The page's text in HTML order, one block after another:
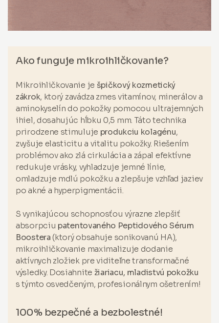
Ako funguje mikroihličkovanie?
Mikroihličkovanie je špičkový kozmetický
zákrok, ktorý zavádza zmes vitamínov, minerálov a
aminokyselín do pokožky pomocou ultrajemných
ihiel, dosahujúc hĺbku 0,5 mm. Táto technika
prirodzene stimuluje produkciu kolagénu,
zvyšuje elasticitu a vitalitu pokožky. Riešením
problémov ako zlá cirkulácia a zápal efektívne
redukuje vrásky, vyhladzuje jemné línie,
omladzuje mdlú pokožku a zlepšuje vzhľad jaziev
po akné a hyperpigmentácii.
S vynikajúcou schopnosťou výrazne zlepšiť
absorpciu patentovaného Peptidového Sérum
Boostera(ktorý obsahuje sonikovanú HA),
mikroihličkovanie maximalizuje dodanie
aktívnych zložiek pre viditeľne transformačné
výsledky. Dosiahnite žiariacu, mladistvú pokožku
s týmto osvedčeným, profesionálnym ošetrením!
100% bezpečné a bezbolestné!